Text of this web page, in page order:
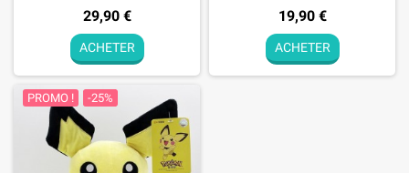
29,90 €
ACHETER
19,90 €
ACHETER
PROMO ! -25%